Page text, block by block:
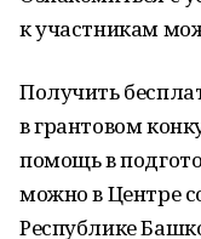
к участникам
Получить
в грантовом
помощь в
можно в Центре
Республике